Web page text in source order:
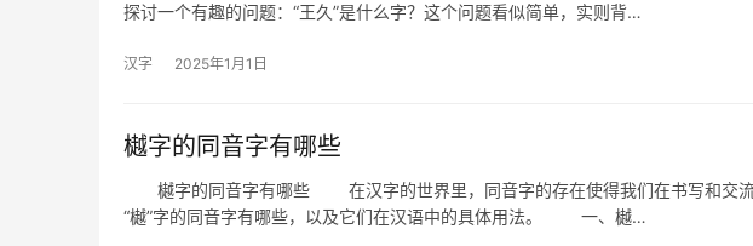
探讨一个有趣的问题：“王久”是什么字？这个问题看似简单，实则背…
汉字 2025年1月1日
樾字的同音字有哪些
樾字的同音字有哪些 在汉字的世界里，同音字的存在使得我们在书写和交流
“樾”字的同音字有哪些，以及它们在汉语中的具体用法。 一、樾…